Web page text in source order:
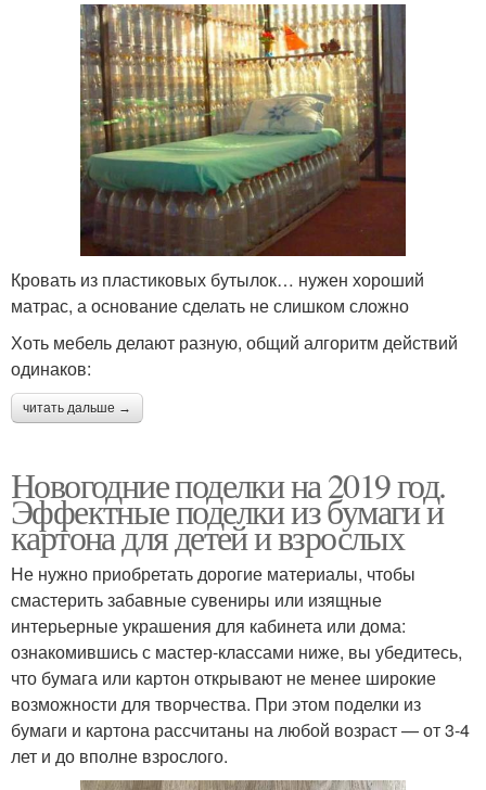
Кровать из пластиковых бутылок… нужен хороший
матрас, а основание сделать не слишком сложно
Хоть мебель делают разную, общий алгоритм действий
одинаков:
читать дальше →
Новогодние поделки на 2019 год.
Эффектные поделки из бумаги и
картона для детей и взрослых
Не нужно приобретать дорогие материалы, чтобы
смастерить забавные сувениры или изящные
интерьерные украшения для кабинета или дома:
ознакомившись с мастер-классами ниже, вы убедитесь,
что бумага или картон открывают не менее широкие
возможности для творчества. При этом поделки из
бумаги и картона рассчитаны на любой возраст — от 3-4
лет и до вполне взрослого.